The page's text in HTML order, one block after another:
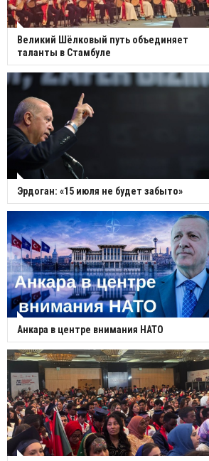
Великий Шёлковый путь объединяет
таланты в Стамбуле
Эрдоган: «15 июля не будет забыто»
Анкара в центре внимания НАТО